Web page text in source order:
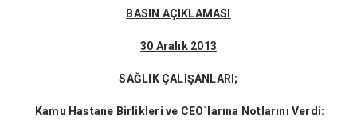
BASIN AÇIKLAMASI
30 Aralık 2013
SAĞLIK ÇALIŞANLARI;
Kamu Hastane Birlikleri ve CEO`larına Notlarını Verdi: